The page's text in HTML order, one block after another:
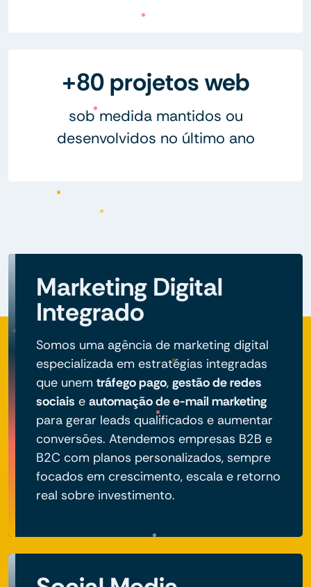
+80 projetos web
sob medida mantidos ou
desenvolvidos no último ano
Marketing Digital
Integrado
Somos uma agência de marketing digital
especializada em estratégias integradas
que unem tráfego pago, gestão de redes
sociais e automação de e-mail marketing
para gerar leads qualificados e aumentar
conversões. Atendemos empresas B2B e
B2C com planos personalizados, sempre
focados em crescimento, escala e retorno
real sobre investimento.